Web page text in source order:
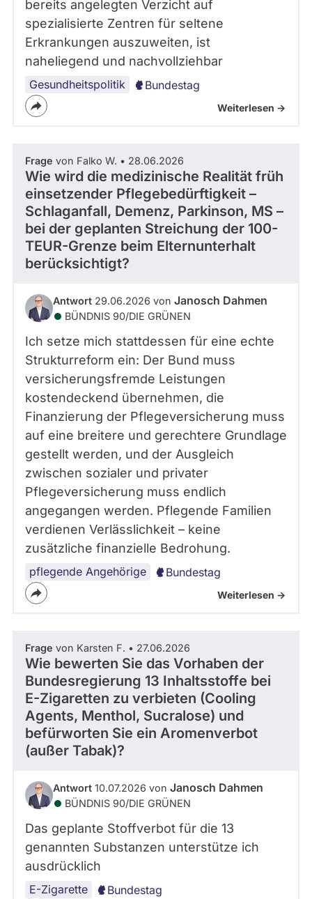
bereits angelegten Verzicht auf
spezialisierte Zentren für seltene
Erkrankungen auszuweiten, ist
naheliegend und nachvollziehbar
Gesundheitspolitik Bundestag
Weiterlesen ->
Frage von Falko W. • 28.06.2026
Wie wird die medizinische Realität früh
einsetzender Pflegebedürftigkeit –
Schlaganfall, Demenz, Parkinson, MS –
bei der geplanten Streichung der 100-
TEUR-Grenze beim Elternunterhalt
berücksichtigt?
Antwort 29.06.2026 von Janosch Dahmen
BÜNDNIS 90/­DIE GRÜNEN
Ich setze mich stattdessen für eine echte
Strukturreform ein: Der Bund muss
versicherungsfremde Leistungen
kostendeckend übernehmen, die
Finanzierung der Pflegeversicherung muss
auf eine breitere und gerechtere Grundlage
gestellt werden, und der Ausgleich
zwischen sozialer und privater
Pflegeversicherung muss endlich
angegangen werden. Pflegende Familien
verdienen Verlässlichkeit – keine
zusätzliche finanzielle Bedrohung.
pflegende Angehörige Bundestag
Weiterlesen ->
Frage von Karsten F. • 27.06.2026
Wie bewerten Sie das Vorhaben der
Bundesregierung 13 Inhaltsstoffe bei
E-Zigaretten zu verbieten (Cooling
Agents, Menthol, Sucralose) und
befürworten Sie ein Aromenverbot
(außer Tabak)?
Antwort 10.07.2026 von Janosch Dahmen
BÜNDNIS 90/­DIE GRÜNEN
Das geplante Stoffverbot für die 13
genannten Substanzen unterstütze ich
ausdrücklich
E-Zigarette Bundestag